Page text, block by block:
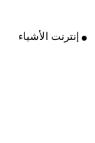
إنترنت الأشياء .